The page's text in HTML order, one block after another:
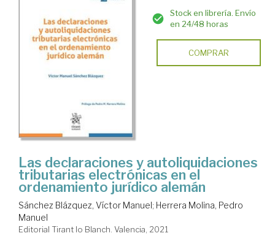
Stock en librería. Envío
en 24/48 horas
COMPRAR
Las declaraciones y autoliquidaciones
tributarias electrónicas en el
ordenamiento jurídico alemán
Sánchez Blázquez, Víctor Manuel; Herrera Molina, Pedro
Manuel
Editorial Tirant lo Blanch. Valencia, 2021